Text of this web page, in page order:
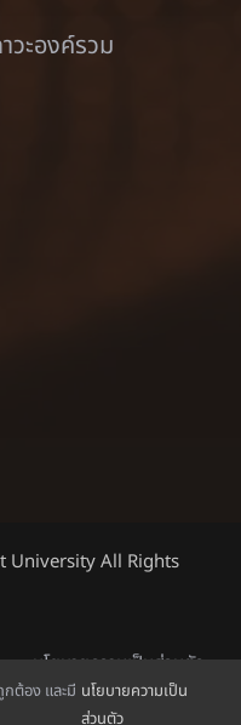
วะองค์รวม
University All Rights
นโยบายความเป็นส่วนตัว
กต้อง และมี นโยบายความเป็น
ส่วนตัว